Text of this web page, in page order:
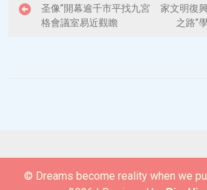
o
g
a
圣像”開幕逾千市平找九宮
格會議室易近觀瞻
家文明復
之路”
© Dreams become reality when we